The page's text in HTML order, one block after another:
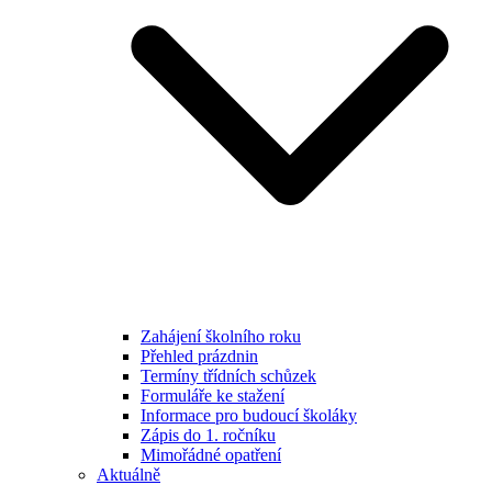
Zahájení školního roku
Přehled prázdnin
Termíny třídních schůzek
Formuláře ke stažení
Informace pro budoucí školáky
Zápis do 1. ročníku
Mimořádné opatření
Aktuálně